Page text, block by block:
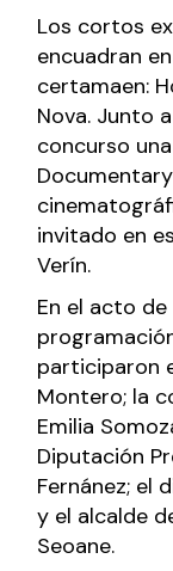
Los cortos
encuadran
certamaen:
Nova. Junto
concurso
invitado en
Verín.
En el acto
participaron
Montero; la
Emilia
Diputación
Fernánez; el
y el alcalde
Seoane.